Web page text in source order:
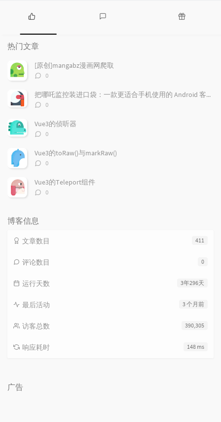
门
文
章
论
热门文章
[原创]mangabz漫画网爬取
评
数：
0
把哪吒监控装进口袋：一款更适合手机使用的 Android 客户端
评
数：
0
Vue3的侦听器
评
数：
0
Vue3的toRaw()与markRaw()
评
数：
0
Vue3的Teleport组件
评
0
博客信息
411
文章数目
0
评论数目
3年296天
运行天数
3 个月前
最后活动
390,305
访客总数
148 ms
响应耗时
广告